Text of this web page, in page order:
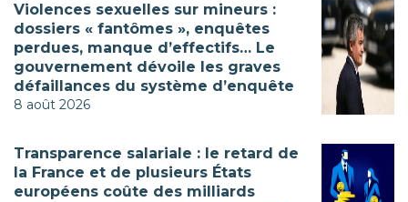
Violences sexuelles sur mineurs :
dossiers « fantômes », enquêtes
perdues, manque d’effectifs… Le
gouvernement dévoile les graves
défaillances du système d’enquête
8 août 2026
Transparence salariale : le retard de
la France et de plusieurs États
européens coûte des milliards